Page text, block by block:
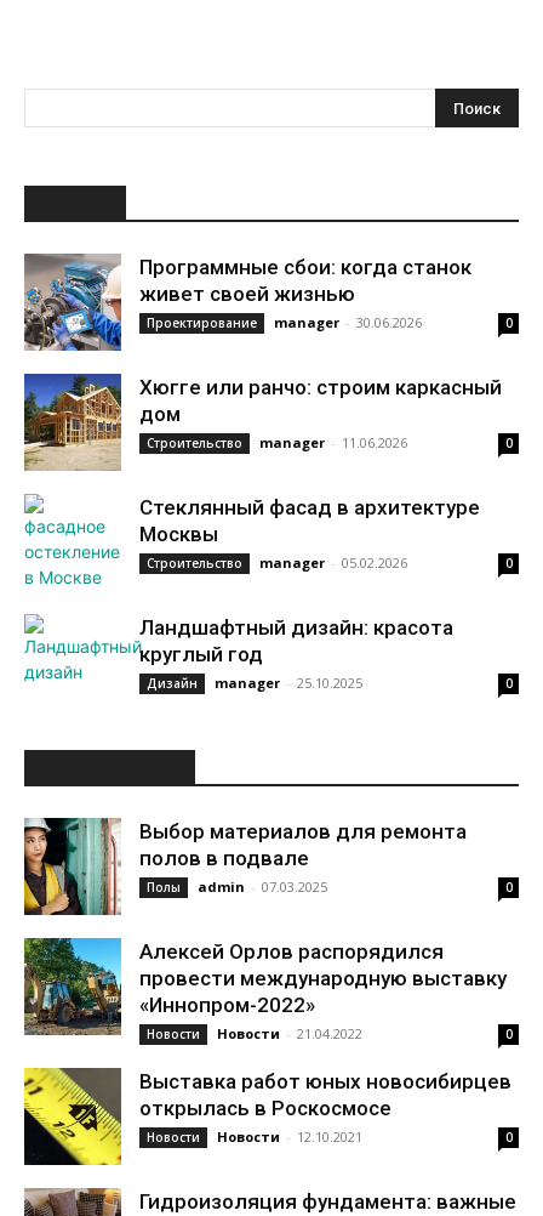
Программные сбои: когда станок
живет своей жизнью
Проектирование manager - 30.06.2026 0
Хюгге или ранчо: строим каркасный
дом
Строительство manager - 11.06.2026 0
Стеклянный фасад в архитектуре
Москвы
Строительство manager - 05.02.2026 0
Ландшафтный дизайн: красота
круглый год
Дизайн manager - 25.10.2025 0
Выбор материалов для ремонта
полов в подвале
Полы admin - 07.03.2025 0
Алексей Орлов распорядился
провести международную выставку
«Иннопром-2022»
Новости Новости - 21.04.2022 0
Выставка работ юных новосибирцев
открылась в Роскосмосе
Новости Новости - 12.10.2021 0
Гидроизоляция фундамента: важные